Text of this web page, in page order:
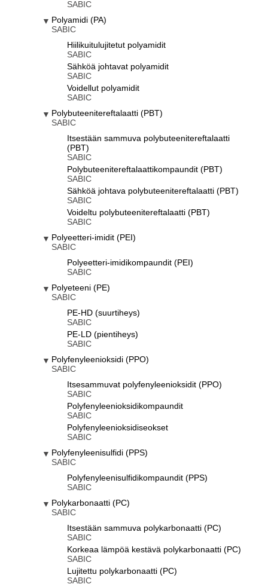
SABIC
Polyamidi (PA)
SABIC
Hiilikuitulujitetut polyamidit
SABIC
Sähköä johtavat polyamidit
SABIC
Voidellut polyamidit
SABIC
Polybuteenitereftalaatti (PBT)
SABIC
Itsestään sammuva polybuteenitereftalaatti
(PBT)
SABIC
Polybuteenitereftalaattikompaundit (PBT)
SABIC
Sähköä johtava polybuteenitereftalaatti (PBT)
SABIC
Voideltu polybuteenitereftalaatti (PBT)
SABIC
Polyeetteri-imidit (PEI)
SABIC
Polyeetteri-imidikompaundit (PEI)
SABIC
Polyeteeni (PE)
SABIC
PE-HD (suurtiheys)
SABIC
PE-LD (pientiheys)
SABIC
Polyfenyleenioksidi (PPO)
SABIC
Itsesammuvat polyfenyleenioksidit (PPO)
SABIC
Polyfenyleenioksidikompaundit
SABIC
Polyfenyleenioksidiseokset
SABIC
Polyfenyleenisulfidi (PPS)
SABIC
Polyfenyleenisulfidikompaundit (PPS)
SABIC
Polykarbonaatti (PC)
SABIC
Itsestään sammuva polykarbonaatti (PC)
SABIC
Korkeaa lämpöä kestävä polykarbonaatti (PC)
SABIC
Lujitettu polykarbonaatti (PC)
SABIC